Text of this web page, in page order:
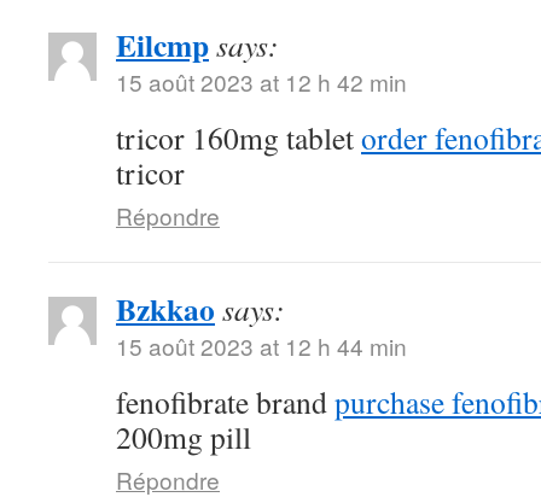
Eilcmpsays:
15 août 2023 at 12 h 42 min
tricor 160mg tabletorder
tricor
Répondre
Bzkkao says:
15 août 2023 at 12 h 44 min
fenofibrate brandpurchase
200mg pill
Répondre